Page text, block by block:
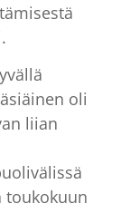
oli
liian